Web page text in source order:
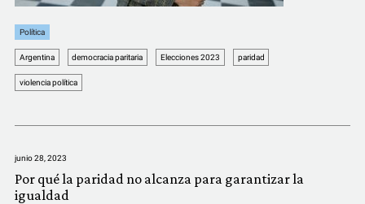
Política
Argentina democracia paritaria Elecciones 2023 paridad
violencia política
junio 28, 2023
Por qué la paridad no alcanza para garantizar la
igualdad